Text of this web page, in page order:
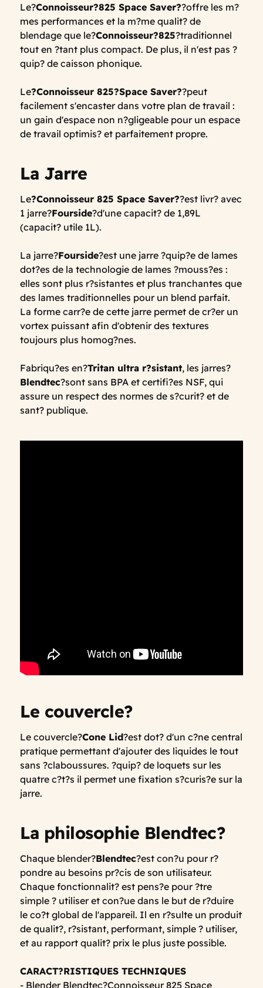
Le?Connoisseur?825 Space Saver??offre les m?
mes performances et la m?me qualit? de
blendage que le?Connoisseur?825?traditionnel
tout en ?tant plus compact. De plus, il n'est pas ?
quip? de caisson phonique.
Le?Connoisseur 825?Space Saver??peut
facilement s'encaster dans votre plan de travail :
un gain d'espace non n?gligeable pour un espace
de travail optimis? et parfaitement propre.
La Jarre
Le?Connoisseur 825 Space Saver??est livr? avec
1 jarre?Fourside?d'une capacit? de 1,89L
(capacit? utile 1L).
La jarre?Fourside?est une jarre ?quip?e de lames
dot?es de la technologie de lames ?mouss?es :
elles sont plus r?sistantes et plus tranchantes que
des lames traditionnelles pour un blend parfait.
La forme carr?e de cette jarre permet de cr?er un
vortex puissant afin d'obtenir des textures
toujours plus homog?nes.
Fabriqu?es en?Tritan ultra r?sistant, les jarres?
Blendtec?sont sans BPA et certifi?es NSF, qui
assure un respect des normes de s?curit? et de
sant? publique.
Le couvercle?
Le couvercle?Cone Lid?est dot? d'un c?ne central
pratique permettant d'ajouter des liquides le tout
sans ?claboussures. ?quip? de loquets sur les
quatre c?t?s il permet une fixation s?curis?e sur la
jarre.
La philosophie Blendtec?
Chaque blender?Blendtec?est con?u pour r?
pondre au besoins pr?cis de son utilisateur.
Chaque fonctionnalit? est pens?e pour ?tre
simple ? utiliser et con?ue dans le but de r?duire
le co?t global de l'appareil. Il en r?sulte un produit
de qualit?, r?sistant, performant, simple ? utiliser,
et au rapport qualit? prix le plus juste possible.
CARACT?RISTIQUES TECHNIQUES
- Blender Blendtec?Connoisseur 825 Space